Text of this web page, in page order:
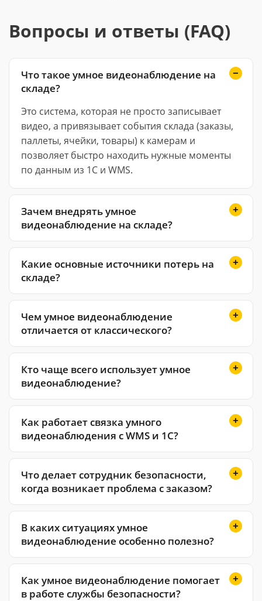
Вопросы и ответы (FAQ)
Что такое умное видеонаблюдение на
складе?
Это система, которая не просто записывает
видео, а привязывает события склада (заказы,
паллеты, ячейки, товары) к камерам и
позволяет быстро находить нужные моменты
по данным из 1С и WMS.
Зачем внедрять умное
видеонаблюдение на складе?
Какие основные источники потерь на
складе?
Чем умное видеонаблюдение
отличается от классического?
Кто чаще всего использует умное
видеонаблюдение?
Как работает связка умного
видеонаблюдения с WMS и 1С?
Что делает сотрудник безопасности,
когда возникает проблема с заказом?
В каких ситуациях умное
видеонаблюдение особенно полезно?
Как умное видеонаблюдение помогает
в работе службы безопасности?